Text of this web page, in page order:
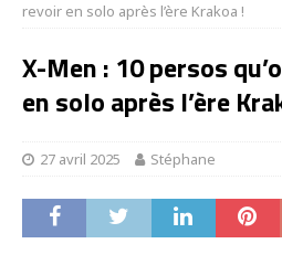
revoir en solo après l’ère Krakoa !
X-Men : 10 persos
en solo après l’ère
27 avril 2025 Stéphane